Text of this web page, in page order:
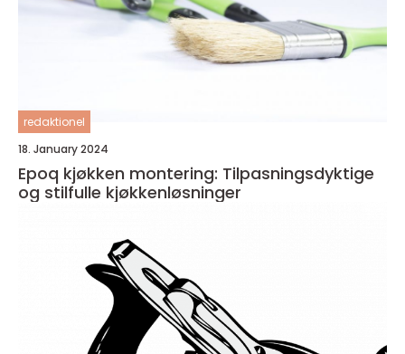
redaktionel
18. January 2024
Epoq kjøkken montering: Tilpasningsdyktige
og stilfulle kjøkkenløsninger